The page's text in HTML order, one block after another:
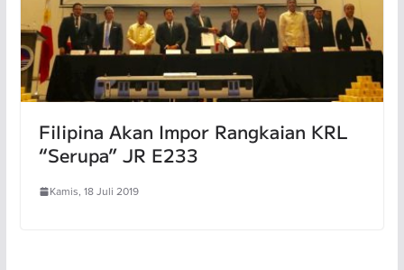
Filipina Akan Impor Rangkaian KRL
“Serupa” JR E233
Kamis, 18 Juli 2019